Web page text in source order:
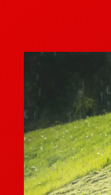
Cocok
Body pompa ini
Dirancang untuk